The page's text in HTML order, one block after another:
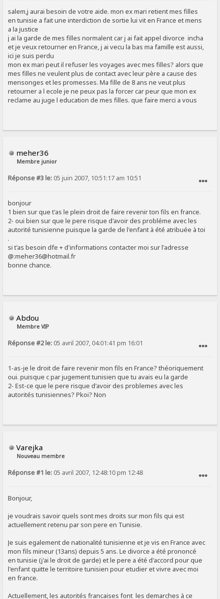
salem,j aurai besoin de votre aide. mon ex mari retient mes filles
en tunisie a fait une interdiction de sortie lui vit en France et mens
a la justice
j ai la garde de mes filles normalent car j ai fait appel divorce incha
et je veux retourner en France, j ai vecu la bas ma famille est aussi,
ici je suis perdu
mon ex mari peut il refuser les voyages avec mes filles? alors que
mes filles ne veulent plus de contact avec leur père a cause des
mensonges et les promesses. Ma fille de 8 ans ne veut plus
retourner a l ecole je ne peux pas la forcer car peur que mon ex
reclame au juge l education de mes filles. que faire merci a vous
meher36
Membre junior
Réponse #3 le: 05 juin 2007, 10:51:17 am 10:51
bonjour
1 bien sur que t'as le plein droit de faire revenir ton fils en france.
2- oui bien sur que le pere risque d'avoir des probléme avec les
autorité tunisienne puisque la garde de l'enfant à été atribuée à toi
.
si t'as besoin dfe + d'informations contacter moi sur l'adresse
@:meher36@hotmail.fr
bonne chance.
Abdou
Membre VIP
Réponse #2 le: 05 avril 2007, 04:01:41 pm 16:01
1-as-je le droit de faire revenir mon fils en France? théoriquement
oui. puisque c par jugement tunisien que tu avais eu la garde
2- Est-ce que le pere risque d'avoir des problemes avec les
autorités tunisiennes? Pkoi? Non
Varejka
Nouveau membre
Réponse #1 le: 05 avril 2007, 12:48:10 pm 12:48
Bonjour,
je voudrais savoir quels sont mes droits sur mon fils qui est
actuellement retenu par son pere en Tunisie.
Je suis egalement de nationalité tunisienne et je vis en France avec
mon fils mineur (13ans) depuis 5 ans. Le divorce a été prononcé
en tunisie (j'ai le droit de garde) et le pere a été d'accord pour que
l'enfant quitte le territoire tunisien pour etudier et vivre avec moi
en france.
Actuellement, les autorités francaises font les demarches à ce